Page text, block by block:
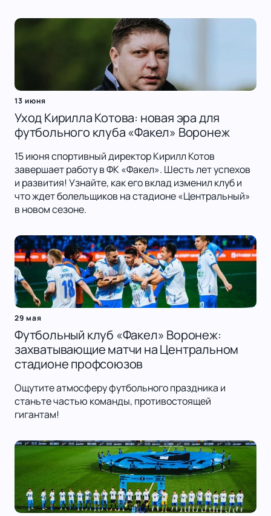
13 июня
Уход Кирилла Котова: новая эра для
футбольного клуба «Факел» Воронеж
15 июня спортивный директор Кирилл Котов
завершает работу в ФК «Факел». Шесть лет успехов
и развития! Узнайте, как его вклад изменил клуб и
что ждет болельщиков на стадионе «Центральный»
в новом сезоне.
29 мая
Футбольный клуб «Факел» Воронеж:
захватывающие матчи на Центральном
стадионе профсоюзов
Ощутите атмосферу футбольного праздника и
станьте частью команды, противостоящей
гигантам!